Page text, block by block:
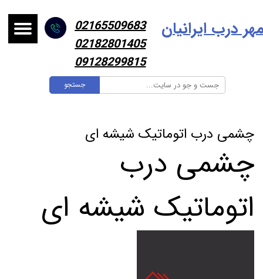
جستجو
درب ایرانیان
02165509683
02182801405
09128299815
چشمی درب اتوماتیک شیشه ای
چشمی درب
اتوماتیک شیشه ای